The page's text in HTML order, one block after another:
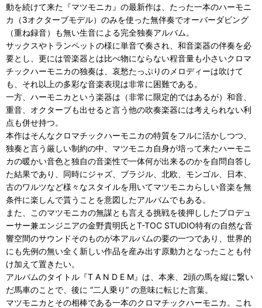
動を続けて来た『マツモニカ』の最新作は、たった一本のハーモニ
カ（3オクターブモデル）のみを使った無伴奏でオーバーダビング
（重ね録音）も無い生音による完全独奏アルバム。
サックスやトランペットの様に単音で奏され、和音楽器の伴奏を必
要とし、更には管楽器とは比べ物にならない程音量も小さいクロマ
チックハーモニカの独奏は、哀愁たっぷりのメロディーは吹けて
も、それ以上の多彩な音楽表現は非常に困難である。
一方、ハーモニカという楽器は（非常に限定的ではあるが）和音、
重音、オクターブも出せると言う他の吹奏楽器には考えられない利
点も併せ持つ。
本作はそんなクロマチックハーモニカの特質をフルに活かしつつ、
独奏と言う厳しい制約の中、マツモニカ自身が培って来たハーモニ
カの暖かい音色と独自の音楽性で一体何が出来るのかを自問自答し
た結果であり、同時にジャズ、ブラジル、北欧、モンゴル、日本、
古のワルツなど様々なスタイルを用いてマツモニカらしい音楽を無
条件に楽しんで貰うことを意図したアルバムでもある。
また、このマツモニカの無謀とも言える挑戦を後押ししたプロデュ
ーサー兼エンジニアの金野貴明氏とT-TOC STUDIO特有の自然な音
響空間のサウンドそのものが本アルバムの要の一つであり、世界的
にも先例の無い全く新しい作品を産み出す原動力となったことも付
け加えて置きたい。
アルバムのタイトル『T A N D E M』は、本来、2頭の馬を縦に繋い
だ馬車のことで、後に “二人乗り” の意味に転じた言葉。
マツモニカとその相棒である一本のクロマチックハーモニカ。これ